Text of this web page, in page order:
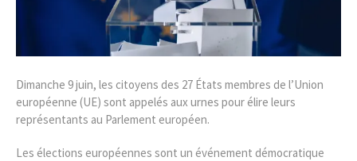
Dimanche 9 juin, les citoyens des 27 États membres de l’Union
européenne (UE) sont appelés aux urnes pour élire leurs
représentants au Parlement européen.
Les élections européennes sont un événement démocratique